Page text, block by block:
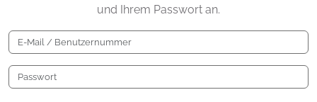
und Ihrem Passwort an.